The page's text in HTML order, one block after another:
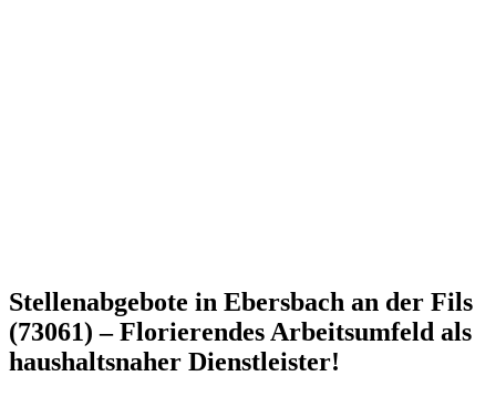
Stellenabgebote in Ebersbach an der Fils
(73061) – Florierendes Arbeitsumfeld als
haushaltsnaher Dienstleister!